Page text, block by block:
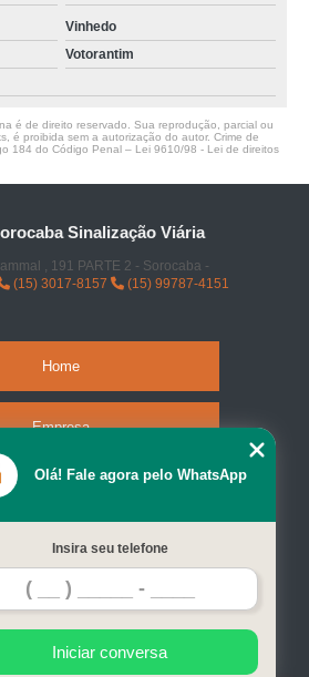
Vinhedo
Votorantim
é de direito reservado. Sua reprodução, parcial ou
é proibida sem a autorização do autor. Crime de
184 do Código Penal – Lei 9610/98 - Lei de direitos
Sinalização Viária
, 191 PARTE 2 - Sorocaba -
(15) 3017-8157 (15) 99787-4151
Home
Empresa
Serviços
Contato
Mapa do site
Olá! Fale agora pelo WhatsApp
Insira seu telefone
Iniciar conversa